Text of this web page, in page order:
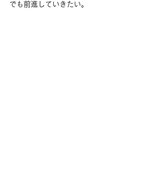
でも前進していきたい。